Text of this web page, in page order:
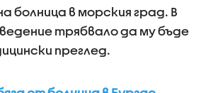
болница в морския град. В
трябвало да му бъде
преглед.